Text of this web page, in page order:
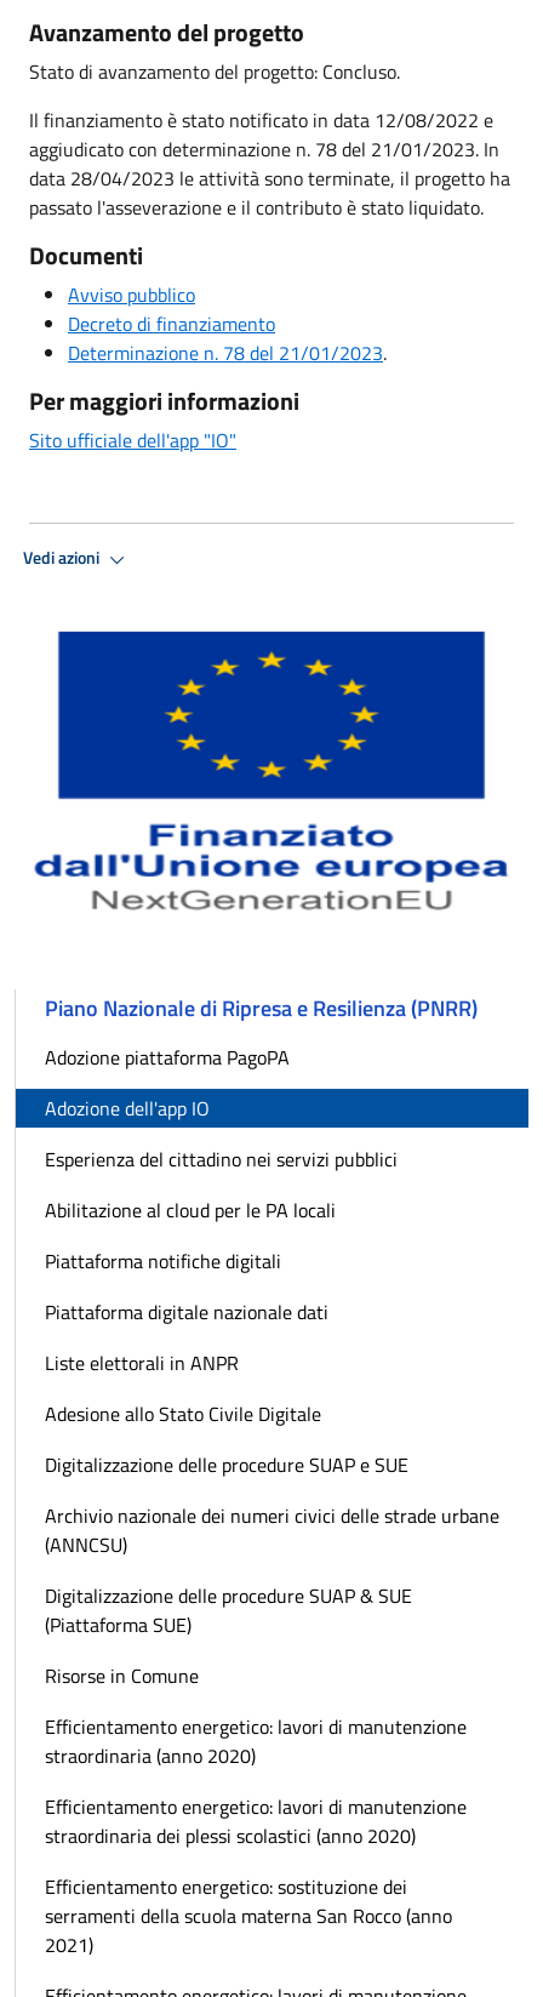
Avanzamento del progetto
Stato di avanzamento del progetto: Concluso.
Il finanziamento è stato notificato in data 12/08/2022 e
aggiudicato con determinazione n. 78 del 21/01/2023. In
data 28/04/2023 le attività sono terminate, il progetto ha
passato l'asseverazione e il contributo è stato liquidato.
Documenti
Avviso pubblico
Decreto di finanziamento
Determinazione n. 78 del 21/01/2023.
Per maggiori informazioni
Sito ufficiale dell'app "IO"
Vedi azioni
Piano Nazionale di Ripresa e Resilienza (PNRR)
Adozione piattaforma PagoPA
Adozione dell'app IO
Esperienza del cittadino nei servizi pubblici
Abilitazione al cloud per le PA locali
Piattaforma notifiche digitali
Piattaforma digitale nazionale dati
Liste elettorali in ANPR
Adesione allo Stato Civile Digitale
Digitalizzazione delle procedure SUAP e SUE
Archivio nazionale dei numeri civici delle strade urbane
(ANNCSU)
Digitalizzazione delle procedure SUAP & SUE
(Piattaforma SUE)
Risorse in Comune
Efficientamento energetico: lavori di manutenzione
straordinaria (anno 2020)
Efficientamento energetico: lavori di manutenzione
straordinaria dei plessi scolastici (anno 2020)
Efficientamento energetico: sostituzione dei
serramenti della scuola materna San Rocco (anno
2021)